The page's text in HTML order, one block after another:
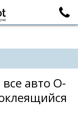
авто О-